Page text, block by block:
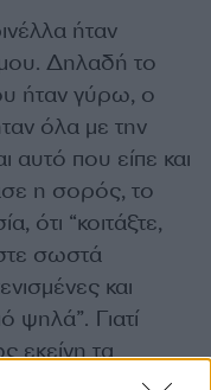
ήταν
Δηλαδή το
ήταν γύρω, ο
όλα με την
αυτό που είπε και
η σορός, το
ότι “κοιτάξτε,
σωστά
και
ψηλά”. Γιατί
εκείνη τα